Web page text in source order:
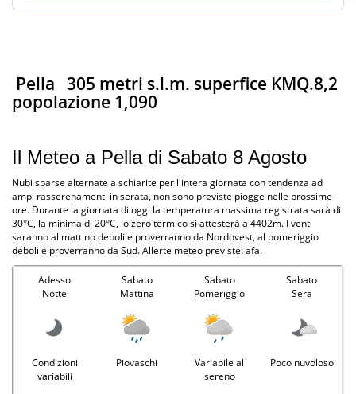
Pella 305 metri s.l.m. superfice KMQ.8,2
popolazione 1,090
Il Meteo a Pella di Sabato 8 Agosto
Nubi sparse alternate a schiarite per l'intera giornata con tendenza ad
ampi rasserenamenti in serata, non sono previste piogge nelle prossime
ore. Durante la giornata di oggi la temperatura massima registrata sarà di
30°C, la minima di 20°C, lo zero termico si attesterà a 4402m. I venti
saranno al mattino deboli e proverranno da Nordovest, al pomeriggio
deboli e proverranno da Sud. Allerte meteo previste: afa.
Adesso
Notte
Sabato
Mattina
Sabato
Pomeriggio
Sabato
Sera
Condizioni
variabili
Piovaschi
Variabile al
sereno
Poco nuvoloso